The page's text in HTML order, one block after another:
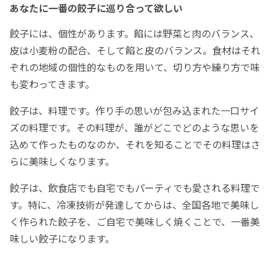
あなたに一番の餃子に巡り合って欲しい
餃子には、個性があります。餡には野菜と肉のバランス、
皮は小麦粉の配合、そして餡と皮のバランス。食材はそれ
ぞれの地域の個性的なものを用いて、切り方や練り方で味
も変わってきます。
餃子は、料理です。作り手の思いが包み込まれた一口サイ
ズの料理です。その料理が、誰がどこでどのような思いを
込めて作ったものなのか、それを知ることでその料理はさ
らに美味しくなります。
餃子は、飲食店でも自宅でもパーティでも愛される料理で
す。特に、冷凍技術が発達してからは、全国各地で美味し
く作られた餃子を、ご自宅で美味しく焼くことで、一番美
味しい餃子になります。